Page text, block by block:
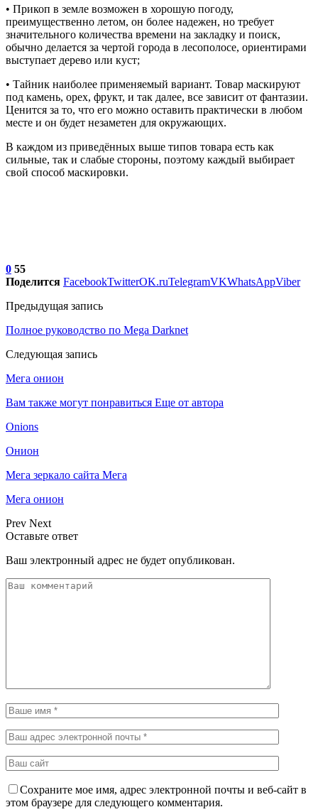
• Прикоп в земле возможен в хорошую погоду,
преимущественно летом, он более надежен, но требует
значительного количества времени на закладку и поиск,
обычно делается за чертой города в лесополосе, ориентирами
выступает дерево или куст;
• Тайник наиболее применяемый вариант. Товар маскируют
под камень, орех, фрукт, и так далее, все зависит от фантазии.
Ценится за то, что его можно оставить практически в любом
месте и он будет незаметен для окружающих.
В каждом из приведённых выше типов товара есть как
сильные, так и слабые стороны, поэтому каждый выбирает
свой способ маскировки.
0 55
Поделится FacebookTwitterOK.ruTelegramVKWhatsAppViber
Предыдущая запись
Полное руководство по Mega Darknet
Следующая запись
Мега онион
Вам также могут понравиться Еще от автора
Onions
Онион
Мега зеркало сайта Мега
Мега онион
Prev Next
Оставьте ответ
Ваш электронный адрес не будет опубликован.
Сохраните мое имя, адрес электронной почты и веб-сайт в
этом браузере для следующего комментария.